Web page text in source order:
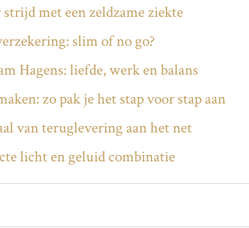
met een zeldzame ziekte
slim of no go?
Hagens: liefde, werk en balans
zo pak je het stap voor stap aan
van teruglevering aan het net
licht en geluid combinatie